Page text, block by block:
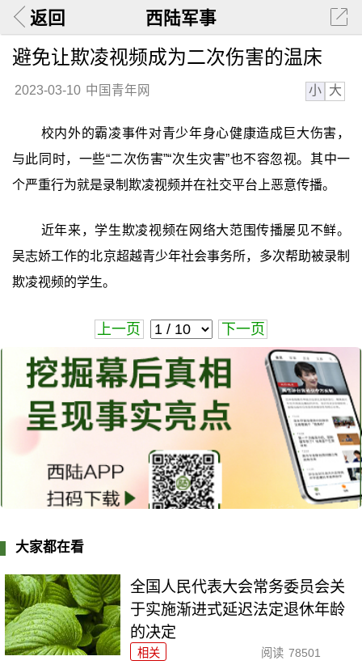
返回 西陆军事
避免让欺凌视频成为二次伤害的温床
2023-03-10 中国青年网 小 大
校内外的霸凌事件对青少年身心健康造成巨大伤害，
与此同时，一些“二次伤害”“次生灾害”也不容忽视。其中一
个严重行为就是录制欺凌视频并在社交平台上恶意传播。
近年来，学生欺凌视频在网络大范围传播屡见不鲜。
吴志娇工作的北京超越青少年社会事务所，多次帮助被录制
欺凌视频的学生。
上一页 下一页
大家都在看
全国人民代表大会常务委员会关
于实施渐进式延迟法定退休年龄
的决定
相关 阅读 78501